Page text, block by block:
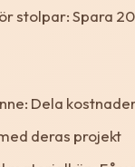
stolpar: Spara
Dela
deras projekt